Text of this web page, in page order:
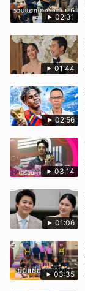
02:31
01:44
02:56
03:14
01:06
03:35